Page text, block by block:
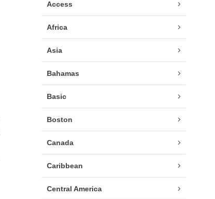
Access
Africa
Asia
Bahamas
Basic
Boston
Canada
Caribbean
Central America